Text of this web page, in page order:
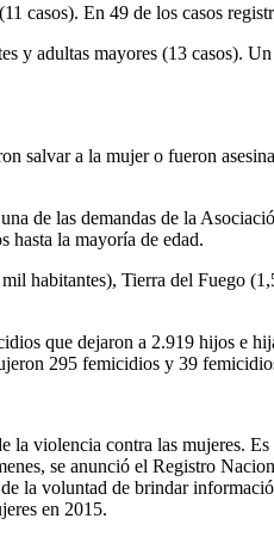
casos). En 49 de los casos
y adultas mayores (13 casos).
salvar a la mujer o fueron
de las demandas de la
hasta la mayoría de edad.
habitantes), Tierra del Fuego
que dejaron a 2.919 hijos e
295 femicidios y 39
violencia contra las mujeres.
se anunció el Registro
la voluntad de brindar
en 2015.